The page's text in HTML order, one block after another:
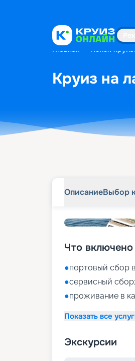
Главная Поиск
Круиз на
ОписаниеВыбор
Что
●портовый сбор
●сервисный сбор;
●проживание в
Показать все
Экскурсии